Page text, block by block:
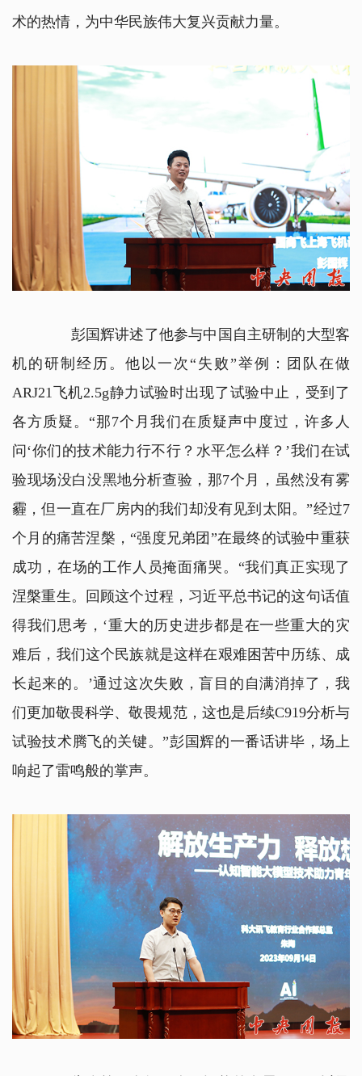
术的热情，为中华民族伟大复兴贡献力量。
彭国辉讲述了他参与中国自主研制的大型客
机的研制经历。他以一次“失败”举例：团队在做
ARJ21飞机2.5g静力试验时出现了试验中止，受到了
各方质疑。“那7个月我们在质疑声中度过，许多人
问‘你们的技术能力行不行？水平怎么样？’我们在试
验现场没白没黑地分析查验，那7个月，虽然没有雾
霾，但一直在厂房内的我们却没有见到太阳。”经过7
个月的痛苦涅槃，“强度兄弟团”在最终的试验中重获
成功，在场的工作人员掩面痛哭。“我们真正实现了
涅槃重生。回顾这个过程，习近平总书记的这句话值
得我们思考，‘重大的历史进步都是在一些重大的灾
难后，我们这个民族就是这样在艰难困苦中历练、成
长起来的。’通过这次失败，盲目的自满消掉了，我
们更加敬畏科学、敬畏规范，这也是后续C919分析与
试验技术腾飞的关键。”彭国辉的一番话讲毕，场上
响起了雷鸣般的掌声。